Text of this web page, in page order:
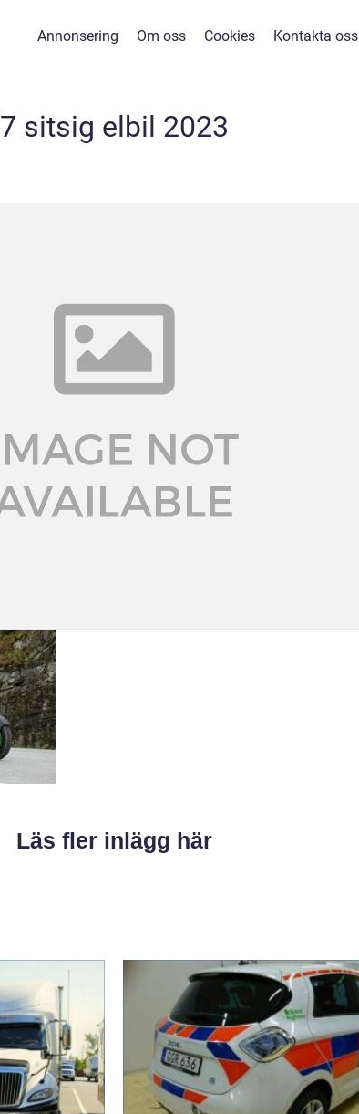
Annonsering Om oss Cookies Kontakta oss
7 sitsig elbil 2023
Läs fler inlägg här